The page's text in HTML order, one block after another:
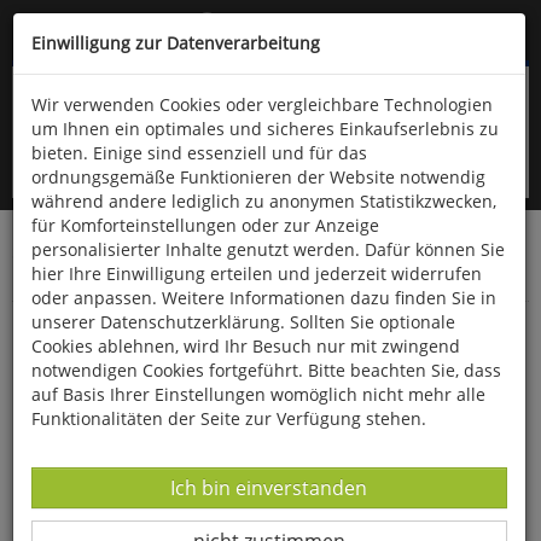
Kompletten Head der Seite überspringen
oder (06766) 9323-960
Startseite Bücher Downloads
Zeitschriften
Der Falke
Beobachtungstipp: Das Bremer Blockland
Einwilligung zur Datenverarbeitung
Wir verwenden Cookies oder vergleichbare Technologien
um Ihnen ein optimales und sicheres Einkaufserlebnis zu
bieten. Einige sind essenziell und für das
ordnungsgemäße Funktionieren der Website notwendig
während andere lediglich zu anonymen Statistikzwecken,
für Komforteinstellungen oder zur Anzeige
personalisierter Inhalte genutzt werden. Dafür können Sie
hier Ihre Einwilligung erteilen und jederzeit widerrufen
oder anpassen. Weitere Informationen dazu finden Sie in
unserer Datenschutzerklärung. Sollten Sie optionale
Cookies ablehnen, wird Ihr Besuch nur mit zwingend
notwendigen Cookies fortgeführt. Bitte beachten Sie, dass
auf Basis Ihrer Einstellungen womöglich nicht mehr alle
Funktionalitäten der Seite zur Verfügung stehen.
Datenverarbeitung -
Ich bin einverstanden